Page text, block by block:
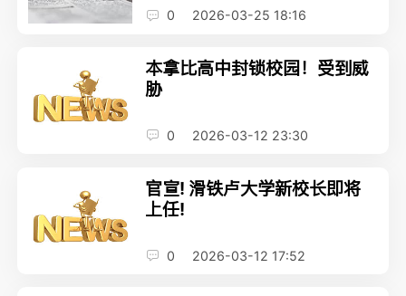
0 2026-03-25 18:16
本拿比高中封锁校园！受到威
胁
0 2026-03-12 23:30
官宣! 滑铁卢大学新校长即将
上任!
0 2026-03-12 17:52